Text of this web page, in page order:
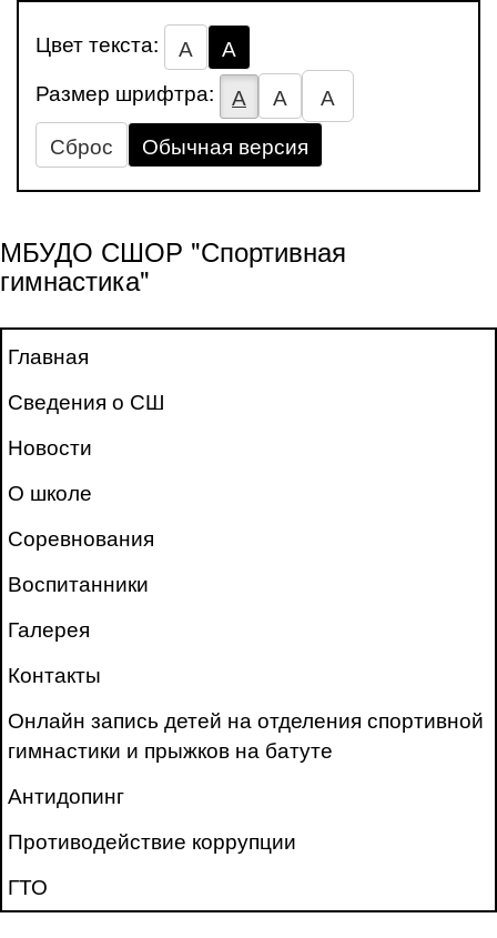
Цвет текста: А
А
Размер шрифтра:
А А
А
Сброс
Обычная версия
МБУДО СШОР "Спортивная
гимнастика"
Главная
Сведения о СШ
Новости
О школе
Соревнования
Воспитанники
Галерея
Контакты
Онлайн запись детей на отделения спортивной
гимнастики и прыжков на батуте
Антидопинг
Противодействие коррупции
ГТО